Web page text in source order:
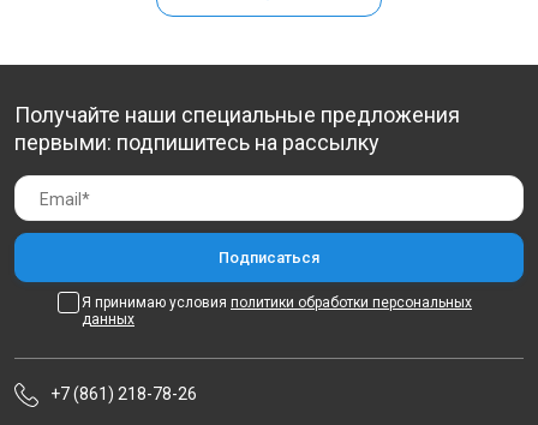
Получайте наши специальные предложения
первыми: подпишитесь на рассылку
Я принимаю условия политики обработки персональных
данных
+7 (861) 218-78-26